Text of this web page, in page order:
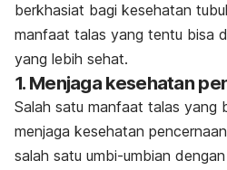
berkhasiat bagi kesehatan
manfaat talas yang tentu bisa
yang lebih sehat.
1. Menjaga kesehatan
Salah satu manfaat talas yang
menjaga kesehatan
salah satu umbi-umbian dengan